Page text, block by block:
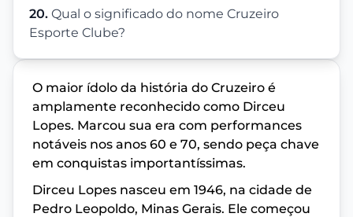
20. Qual o significado do nome Cruzeiro
Esporte Clube?
O maior ídolo da história do Cruzeiro é
amplamente reconhecido como Dirceu
Lopes. Marcou sua era com performances
notáveis nos anos 60 e 70, sendo peça chave
em conquistas importantíssimas.
Dirceu Lopes nasceu em 1946, na cidade de
Pedro Leopoldo, Minas Gerais. Ele começou